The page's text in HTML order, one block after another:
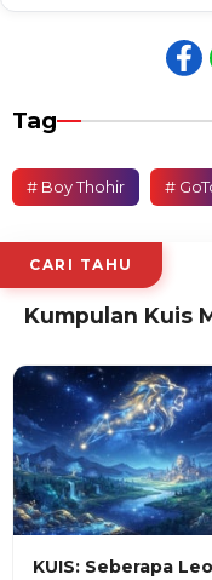
Tag
# Boy Thohir #
CARI TAHU
Kumpulan Kuis
KUIS: Seberapa Leo